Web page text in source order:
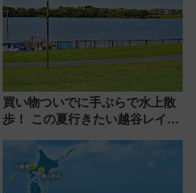
買い物ついでに手ぶらで水上散
歩！ この夏行きたい越谷レイク
ア「LAKESIDE PARK」（埼玉
県越谷市）